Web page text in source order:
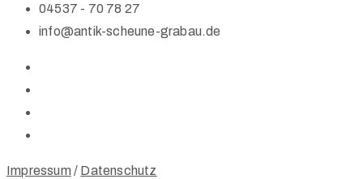
04537 - 70 78 27
info@antik-scheune-grabau.de
Impressum / Datenschutz